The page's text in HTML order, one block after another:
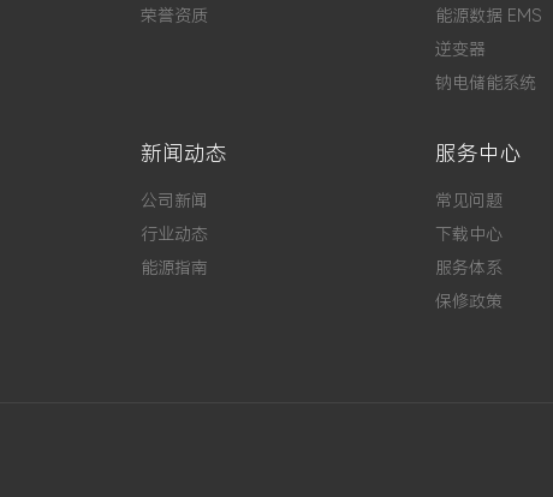
荣誉资质
能源数据 EMS
逆变器
钠电储能系统
新闻动态
公司新闻
行业动态
能源指南
服务中心
常见问题
下载中心
服务体系
保修政策